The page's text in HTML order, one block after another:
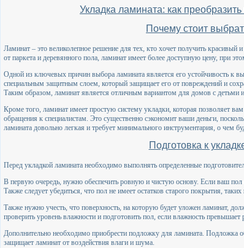
Укладка ламината: как
Почему стоит
Ламинат – это великолепное решение для тех, кто хочет получить
от паркета и деревянного пола, ламинат имеет более доступную цену, при
Одной из ключевых причин выбора ламината является его устойчивость к
специальным защитным слоем, который защищает его от повреждений и
Таким образом, ламинат является отличным вариантом для домов с
Кроме того, ламинат имеет простую систему укладки, которая позволяет
обращения к специалистам. Это существенно сэкономит ваши деньги,
ламината довольно легкая и требует минимального инструментария, о чем
Подготовка к
Перед укладкой ламината необходимо выполнять определенные
В первую очередь, нужно обеспечить ровную и чистую основу. Если ваш
Также следует убедиться, что пол не имеет остатков старого покрытия,
Также нужно учесть, что поверхность, на которую будет уложен ламинат,
проверить уровень влажности и подготовить пол, если влажность
Дополнительно необходимо приобрести подложку для ламината. Подложка
защищает ламинат от воздействия влаги и шума.